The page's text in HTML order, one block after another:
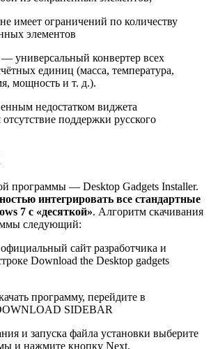
имеет ограничений по количеству
элементов
универсальный конвертер всех
единиц (масса, температура,
мощность и т. д.).
недостатком виджета
отсутствие поддержки русского
программы — Desktop Gadgets Installer.
интегрировать все стандартные
7 с «десяткой». Алгоритм скачивания
следующий:
сайт разработчика и
Download the Desktop gadgets
программу, перейдите в
SIDEBAR
и запуска файла установки выберите
и нажмите кнопку Next.